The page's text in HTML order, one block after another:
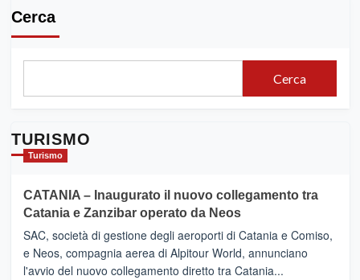
Cerca
Cerca
TURISMO
Turismo
CATANIA – Inaugurato il nuovo collegamento tra
Catania e Zanzibar operato da Neos
SAC, società di gestione degli aeroporti di Catania e Comiso,
e Neos, compagnia aerea di Alpitour World, annunciano
l'avvio del nuovo collegamento diretto tra Catania...